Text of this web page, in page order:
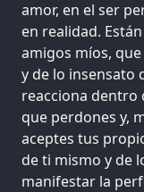
amor, en el ser
en realidad.
amigos míos,
y de lo insensato
reacciona dentro
que perdones y,
aceptes tus
de ti mismo y de
manifestar la